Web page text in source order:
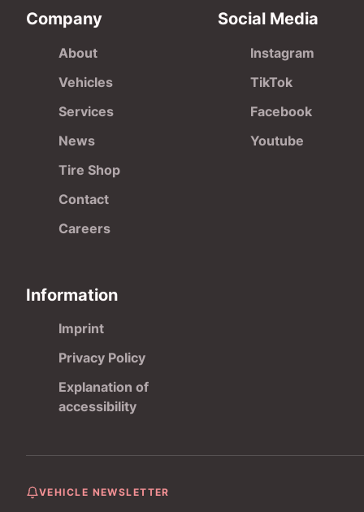
Company
About
Vehicles
Services
News
Tire Shop
Contact
Careers
Social Media
Instagram
TikTok
Facebook
Youtube
Information
Imprint
Privacy Policy
Explanation of
accessibility
VEHICLE NEWSLETTER